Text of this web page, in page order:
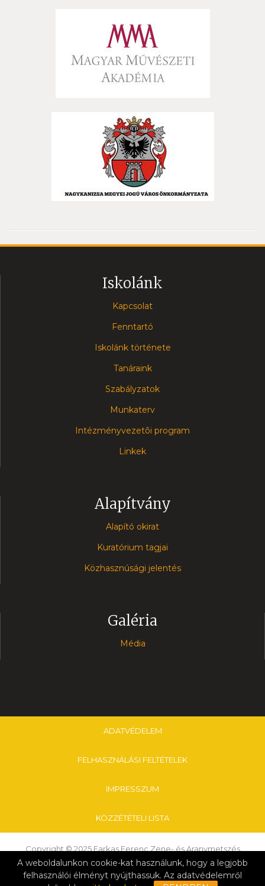
A weboldalunkon cookie-kat használunk, hogy a legjobb
felhasználói élményt nyújthassuk. Az adatvédelemről
Iskolánk
Kapcsolat
Fenntartó
Iskolánk története
Tanáraink
Szabályzatok
Munkaterv
Intézményvezetõi program
Linkek
Alapítvány
Alapító okirat
Kuratórium tagjai
Közhasznúsági jelentés
Galéria
Média
ADATVÉDELEM
FELHASZNÁLÁSI FELTÉTELEK
IMPRESSZUM
KÖZZÉTÉTELI LISTA
Copyright © 2025 Farkas Ferenc Zene- és Aranymetszés
Alapfokú Művészeti Iskola & Nagykanizsai Tankerületi Központ
Kattintson ide a szerkesztéshez.